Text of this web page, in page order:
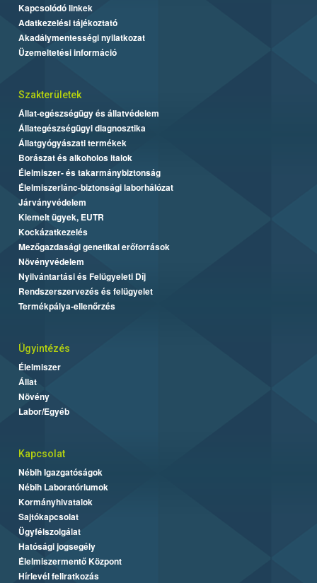
Kapcsolódó linkek
Adatkezelési tájékoztató
Akadálymentességi nyilatkozat
Üzemeltetési információ
Szakterületek
Állat-egészségügy és állatvédelem
Állategészségügyi diagnosztika
Állatgyógyászati termékek
Borászat és alkoholos italok
Élelmiszer- és takarmánybiztonság
Élelmiszerlánc-biztonsági laborhálózat
Járványvédelem
Kiemelt ügyek, EUTR
Kockázatkezelés
Mezőgazdasági genetikai erőforrások
Növényvédelem
Nyilvántartási és Felügyeleti Díj
Rendszerszervezés és felügyelet
Termékpálya-ellenőrzés
Ügyintézés
Élelmiszer
Állat
Növény
Labor/Egyéb
Kapcsolat
Nébih Igazgatóságok
Nébih Laboratóriumok
Kormányhivatalok
Sajtókapcsolat
Ügyfélszolgálat
Hatósági jogsegély
Élelmiszermentő Központ
Hírlevél feliratkozás